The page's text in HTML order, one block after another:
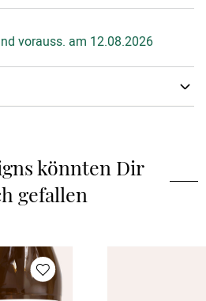
vorauss. am 12.08.2026
könnten Dir
gefallen